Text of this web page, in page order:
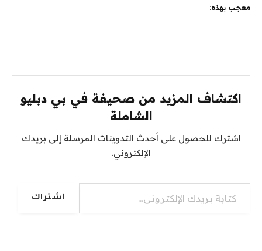
معجب بهذه:
اكتشاف المزيد من صحيفة في بي دبليو
الشاملة
اشترك للحصول على أحدث التدوينات المرسلة إلى بريدك
الإلكتروني.
كتابة بريدك الإلكتروني...
اشتراك